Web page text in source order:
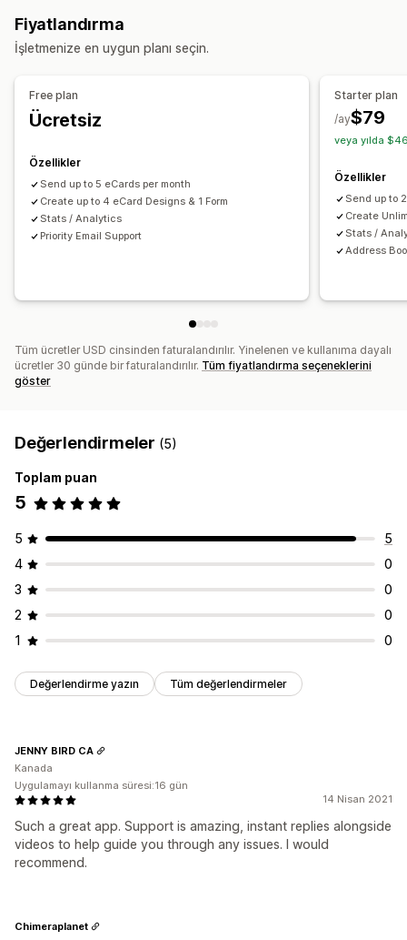
Özelleştirme
Fiyatlandırma
İşletmenize en uygun planı seçin.
Free plan
Ücretsiz
Özellikler
Send up to 5 eCards per month
Create up to 4 eCard Designs & 1 Form
Stats / Analytics
Priority Email Support
Starter plan
$79
/ay
veya yılda
Özellikler
Send up to
Create
Stats /
Address
Tüm ücretler USD cinsinden faturalandırılır. Yinelenen ve kullanıma dayalı
ücretler 30 günde bir faturalandırılır. Tüm fiyatlandırma seçeneklerini
göster
Değerlendirmeler (5)
Toplam puan
5
5
5
4
0
3
0
2
0
1
0
Değerlendirme yazın Tüm değerlendirmeler
14 Nisan 2021
Such a great app. Support is amazing, instant replies alongside
videos to help guide you through any issues. I would
recommend.
JENNY BIRD CA
Kanada
Uygulamayı kullanma süresi:16 gün
Chimeraplanet